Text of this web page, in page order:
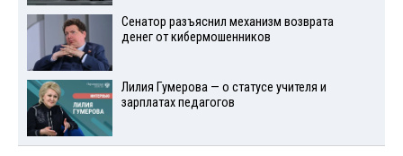
Сенатор разъяснил механизм возврата
денег от кибермошенников
Лилия Гумерова — о статусе учителя и
зарплатах педагогов